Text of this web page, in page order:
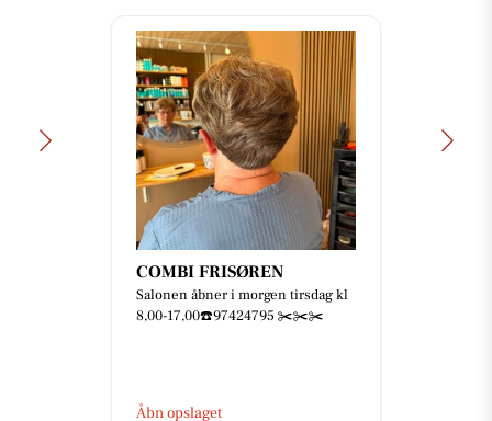
COMBI FRISØREN
Salonen åbner i morgen tirsdag kl
8,00-17,00☎️97424795 ✂️✂️✂️
Åbn opslaget